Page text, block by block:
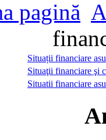
pagină
Situații financiare
Situaţii financiare şi
Situatii financiare